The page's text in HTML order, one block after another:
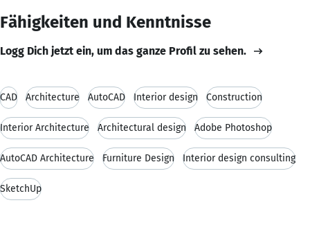
Fähigkeiten und Kenntnisse
Logg Dich jetzt ein, um das ganze Profil zu sehen.
CAD Architecture AutoCAD Interior design Construction
Interior Architecture Architectural design Adobe Photoshop
AutoCAD Architecture Furniture Design Interior design consulting
SketchUp